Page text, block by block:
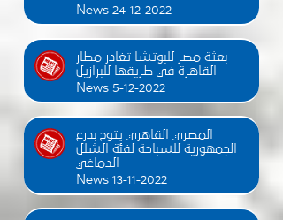
News 24-12-2022
بعثة مصر للبوتشا تغادر مطار
القاهرة في طريقها للبرازيل
News 5-12-2022
المصري القاهري يتوج بدرع
الجمهورية للسباحة لفئة الشلل
الدماغي
News 13-11-2022